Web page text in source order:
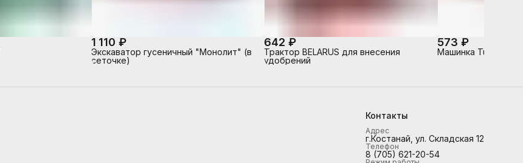
1 110 ₽
Экскаватор гусеничный "Монолит" (в
сеточке)
642 ₽
Трактор BELARUS для внесения
удобрений
573 ₽
Машинка Turbo "V-
Контакты
Адрес
г.Костанай, ул. Складская 12
Телефон
8 (705) 621-20-54